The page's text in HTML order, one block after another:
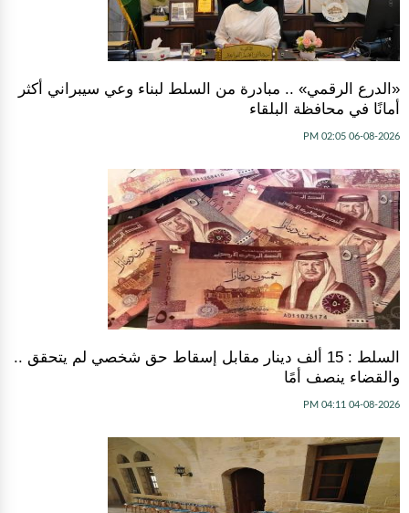
«الدرع الرقمي» .. مبادرة من السلط لبناء وعي سيبراني أكثر
أمانًا في محافظة البلقاء
06-08-2026 02:05 PM
السلط : 15 ألف دينار مقابل إسقاط حق شخصي لم يتحقق ..
والقضاء ينصف أمًا
04-08-2026 04:11 PM